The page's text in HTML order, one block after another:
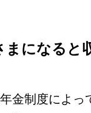
まになると
金制度によ